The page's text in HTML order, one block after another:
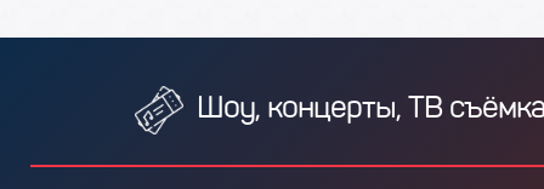
Шоу, концерты, ТВ съёмка